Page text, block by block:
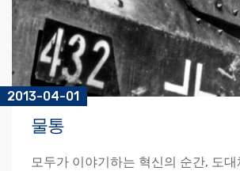
2013-04-01
물통
모두가 이야기하는 혁신의 순간, 도